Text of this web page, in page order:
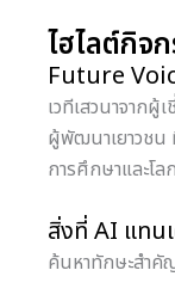
ไฮไลต์กิจ
Future
เวทีเสวนาจาก
ผู้พัฒนาเยาวชน
การศึกษาและโ
สิ่งที่ AI แทน
ค้นหาทักษะสำ